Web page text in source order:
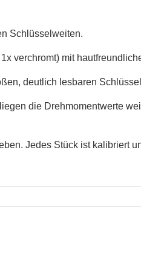
Schlüsselweiten.
verchromt) mit
deutlich lesbaren
die Drehmomentwerte
Jedes Stück ist kalibriert